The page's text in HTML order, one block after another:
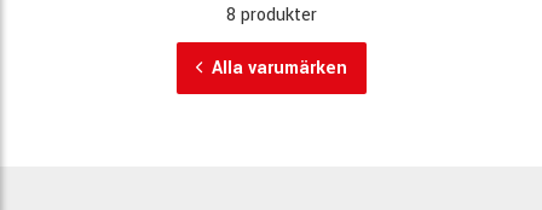
8 produkter
Alla varumärken